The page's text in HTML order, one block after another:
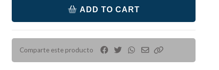
ADD TO CART
Comparte este producto